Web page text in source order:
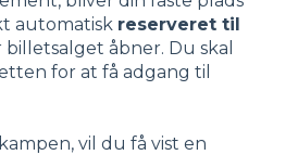
automatisk reserveret til
billetsalget åbner. Du skal
for at få adgang til
vil du få vist en